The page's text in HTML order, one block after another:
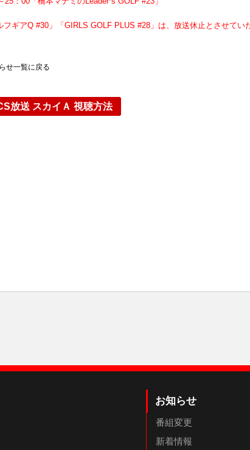
ギアQ #30」「GIRLS GOLF PLUS #28」は、放送休止とさせてい
せ一覧に戻る
放送 スカイＡ 視聴方法
お知らせ
番組変更
新着情報